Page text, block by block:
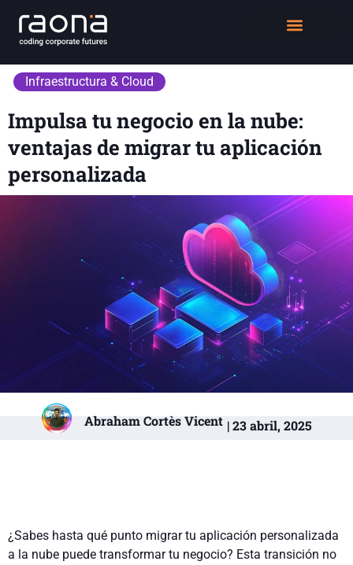
Infraestructura & Cloud
Impulsa tu negocio en la nube:
ventajas de migrar tu aplicación
personalizada
Abraham Cortès Vicent | 23 abril, 2025
¿Sabes hasta qué punto migrar tu aplicación personalizada
a la nube puede transformar tu negocio? Esta transición no